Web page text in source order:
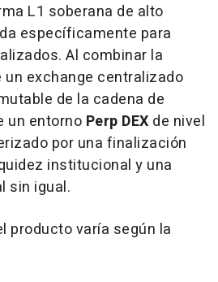
L1 soberana de alto
específicamente para
Al combinar la
exchange centralizado
de la cadena de
un entorno Perp DEX de nivel
por una finalización
institucional y una
sin igual.
producto varía según la